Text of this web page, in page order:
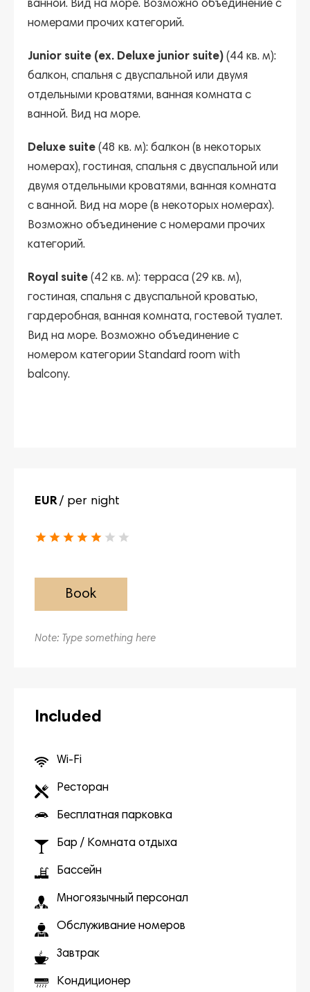
ванной. Вид на море. Возможно объединение с
номерами прочих категорий.
Junior suite (ex. Deluxe junior suite) (44 кв. м):
балкон, спальня с двуспальной или двумя
отдельными кроватями, ванная комната с
ванной. Вид на море.
Deluxe suite (48 кв. м): балкон (в некоторых
номерах), гостиная, спальня с двуспальной или
двумя отдельными кроватями, ванная комната
с ванной. Вид на море (в некоторых номерах).
Возможно объединение с номерами прочих
категорий.
Royal suite (42 кв. м): терраса (29 кв. м),
гостиная, спальня с двуспальной кроватью,
гардеробная, ванная комната, гостевой туалет.
Вид на море. Возможно объединение с
номером категории Standard room with
balcony.
EUR/ per night
Book
Note: Type something here
Included
Wi-Fi
Ресторан
Бесплатная парковка
Бар / Комната отдыха
Бассейн
Многоязычный персонал
Обслуживание номеров
Завтрак
Кондиционер